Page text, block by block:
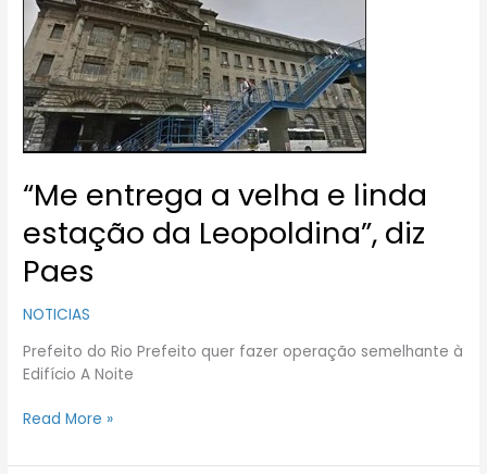
“Me entrega a velha e linda
estação da Leopoldina”, diz
Paes
NOTICIAS
Prefeito do Rio Prefeito quer fazer operação semelhante à
Edifício A Noite
velha
e
linda
estação
da
Leopoldina”,
diz
Read More »